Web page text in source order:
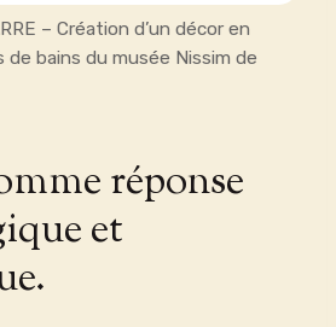
– Création d’un décor en
de bains du musée Nissim de
réponse
et